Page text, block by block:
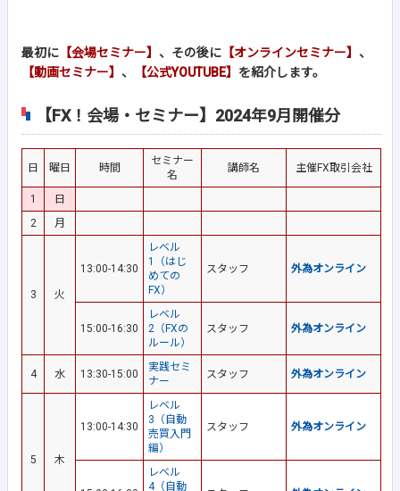
最初に 【会場セミナー】 、その後に 【オンラインセミナー】 、
【動画セミナー】 、 【公式YOUTUBE】 を紹介します。
【FX！会場・セミナー】2024年9月開催分
日 曜日 時間
セミナー
名
講師名 主催FX取引会社
1
日
2
月
3 火
13:00-14:30
レベル
1（はじ
めての
FX）
スタッフ 外為オンライン
15:00-16:30
レベル
2（FXの
ルール）
スタッフ 外為オンライン
4 水 13:30-15:00
実践セミ
ナー
スタッフ 外為オンライン
5 木
13:00-14:30
レベル
3（自動
売買入門
編）
スタッフ 外為オンライン
レベル
4（自動